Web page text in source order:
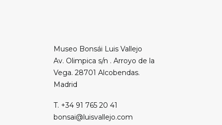
Museo Bonsái Luis Vallejo
Av. Olimpica s/n . Arroyo de la
Vega. 28701 Alcobendas.
Madrid
T. +34 91 765 20 41
bonsai@luisvallejo.com